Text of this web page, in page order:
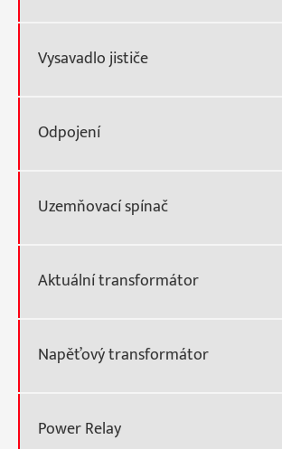
Vysavadlo jističe
Odpojení
Uzemňovací spínač
Aktuální transformátor
Napěťový transformátor
Power Relay